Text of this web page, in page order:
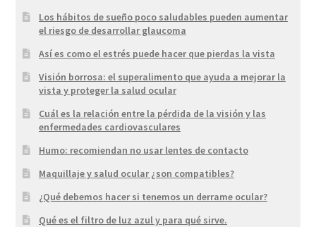
Los hábitos de sueño poco saludables pueden aumentar
el riesgo de desarrollar glaucoma
Así es como el estrés puede hacer que pierdas la vista
Visión borrosa: el superalimento que ayuda a mejorar la
vista y proteger la salud ocular
Cuál es la relación entre la pérdida de la visión y las
enfermedades cardiovasculares
Humo: recomiendan no usar lentes de contacto
Maquillaje y salud ocular ¿son compatibles?
¿Qué debemos hacer si tenemos un derrame ocular?
Qué es el filtro de luz azul y para qué sirve.